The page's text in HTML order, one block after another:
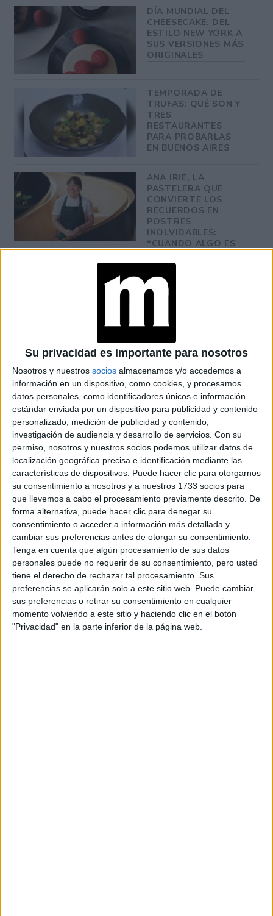
Su privacidad es importante para nosotros
Nosotros y nuestros socios almacenamos y/o accedemos a
información en un dispositivo, como cookies, y procesamos
datos personales, como identificadores únicos e información
estándar enviada por un dispositivo para publicidad y contenido
personalizado, medición de publicidad y contenido,
investigación de audiencia y desarrollo de servicios. Con su
permiso, nosotros y nuestros socios podemos utilizar datos de
localización geográfica precisa e identificación mediante las
características de dispositivos. Puede hacer clic para otorgarnos
su consentimiento a nosotros y a nuestros 1733 socios para
que llevemos a cabo el procesamiento previamente descrito. De
forma alternativa, puede hacer clic para denegar su
consentimiento o acceder a información más detallada y
cambiar sus preferencias antes de otorgar su consentimiento.
Tenga en cuenta que algún procesamiento de sus datos
personales puede no requerir de su consentimiento, pero usted
tiene el derecho de rechazar tal procesamiento. Sus
preferencias se aplicarán solo a este sitio web. Puede cambiar
sus preferencias o retirar su consentimiento en cualquier
momento volviendo a este sitio y haciendo clic en el botón
"Privacidad" en la parte inferior de la página web.
DÍA MUNDIAL DEL
CHEESECAKE: DEL
ESTILO NEW YORK A
SUS VERSIONES MÁS
ORIGINALES
TEMPORADA DE
TRUFAS: QUÉ SON Y
TRES
RESTAURANTES
PARA PROBARLAS
EN BUENOS AIRES
ANA IRIE, LA
PASTELERA QUE
CONVIERTE LOS
RECUERDOS EN
POSTRES
INOLVIDABLES:
“CUANDO ALGO ES
QUE DARLE UNA
MIRADA PROPIA”
Llená un vaso largo con hielo, agregá 2 partes de Ron
Havana Club Añejo Especial y 3 de gaseosa cola y por
último, unas rodajas de lima o limón.
TAMBIÉN TE PUEDE INTERESAR: CÓCTELES
SIMPLES PARA COMBATIR EL FRÍO EN
CASA
Zacapa Daiquirí
Verter 45 ml de ron Zacapa
Ámbar, 20 ml de almíbar y 20
ml de jugo de lima. Batir, colar
y enfríar. ¡Y listo!